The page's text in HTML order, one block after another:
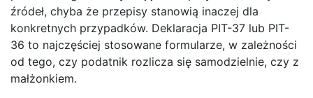
źródeł, chyba że przepisy stanowią inaczej dla
konkretnych przypadków. Deklaracja PIT-37 lub PIT-
36 to najczęściej stosowane formularze, w zależności
od tego, czy podatnik rozlicza się samodzielnie, czy z
małżonkiem.